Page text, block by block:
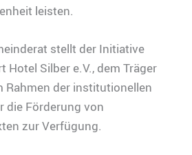
leisten.
stellt der Initiative
Hotel Silber e.V., dem Träger
Rahmen der institutionellen
die Förderung von
zur Verfügung.